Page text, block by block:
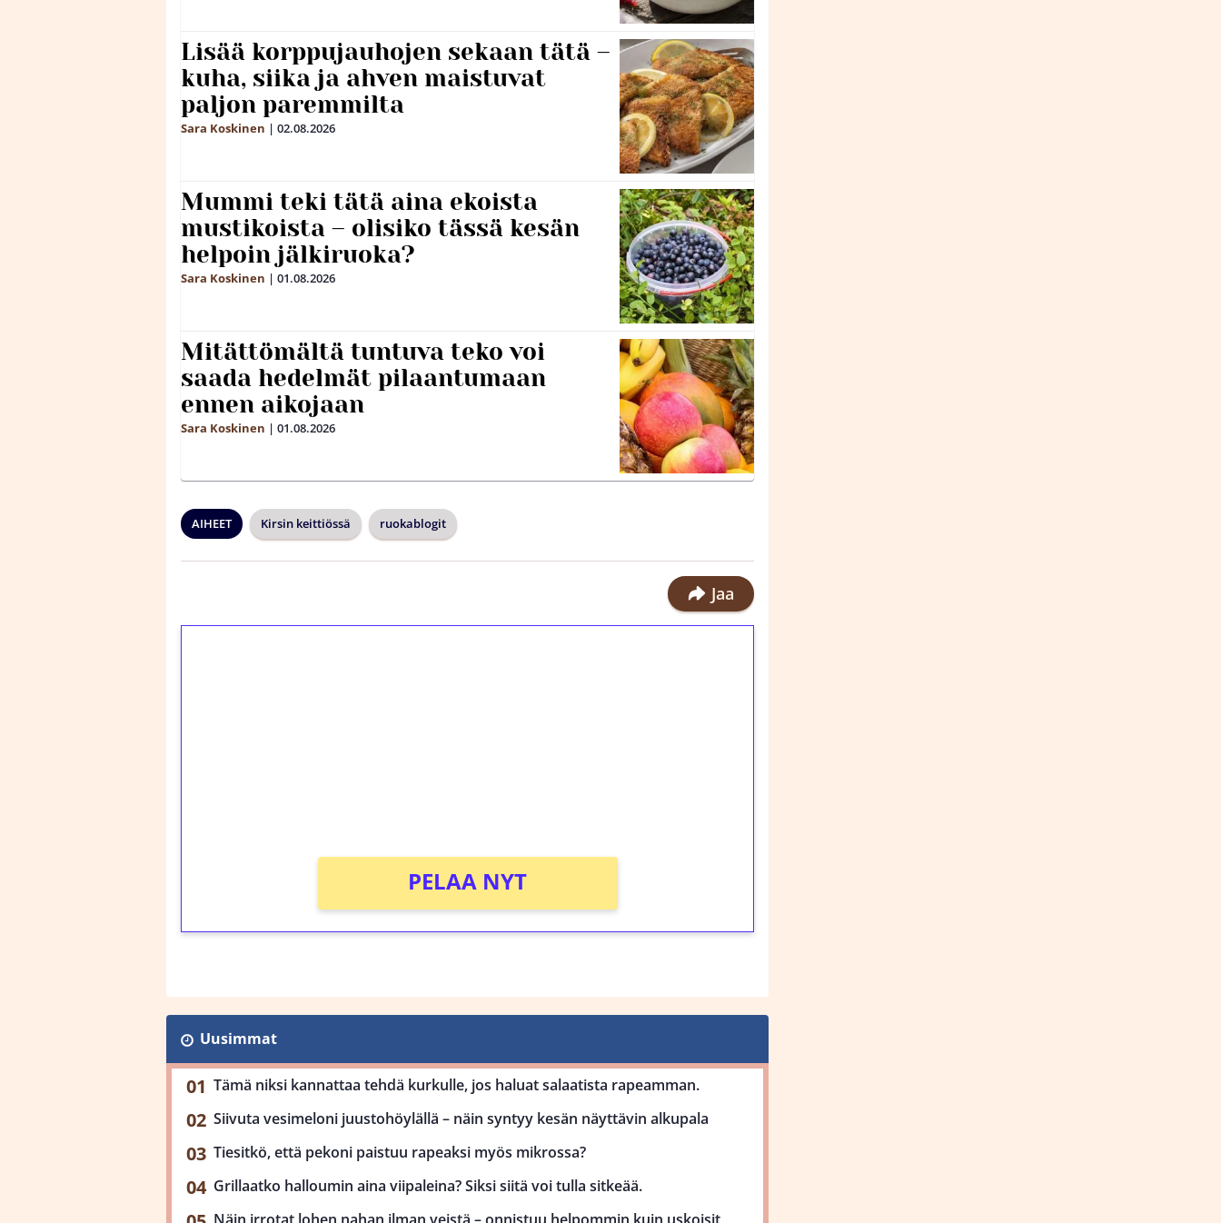
Lisää korppujauhojen sekaan tätä –
kuha, siika ja ahven maistuvat
paljon paremmilta
Sara Koskinen | 02.08.2026
Mummi teki tätä aina ekoista
mustikoista – olisiko tässä kesän
helpoin jälkiruoka?
Sara Koskinen | 01.08.2026
Mitättömältä tuntuva teko voi
saada hedelmät pilaantumaan
ennen aikojaan
Sara Koskinen | 01.08.2026
AIHEET Kirsin keittiössä ruokablogit
Jaa
PELAA NYT
Uusimmat
Tämä niksi kannattaa tehdä kurkulle, jos haluat salaatista rapeamman.
Siivuta vesimeloni juustohöylällä – näin syntyy kesän näyttävin alkupala
Tiesitkö, että pekoni paistuu rapeaksi myös mikrossa?
Grillaatko halloumin aina viipaleina? Siksi siitä voi tulla sitkeää.